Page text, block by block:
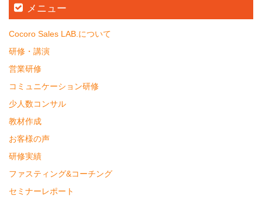
メニュー
Cocoro Sales LAB.について
研修・講演
営業研修
コミュニケーション研修
少人数コンサル
教材作成
お客様の声
研修実績
ファスティング&コーチング
セミナーレポート